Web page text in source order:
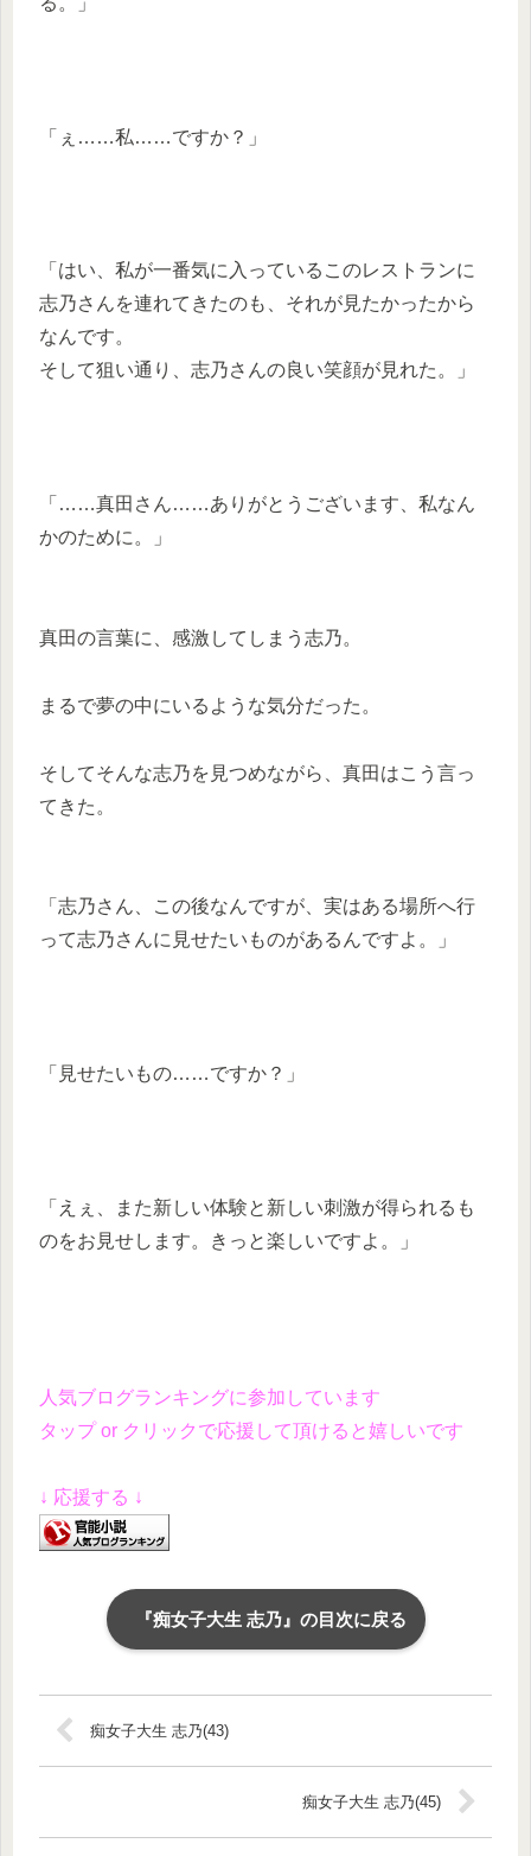
「ぇ……私……ですか？」
「はい、私が一番気に入っているこのレストランに
志乃さんを連れてきたのも、それが見たかったから
なんです。
そして狙い通り、志乃さんの良い笑顔が見れた。」
「……真田さん……ありがとうございます、私なん
かのために。」
真田の言葉に、感激してしまう志乃。
まるで夢の中にいるような気分だった。
そしてそんな志乃を見つめながら、真田はこう言っ
てきた。
「志乃さん、この後なんですが、実はある場所へ行
って志乃さんに見せたいものがあるんですよ。」
「見せたいもの……ですか？」
「えぇ、また新しい体験と新しい刺激が得られるも
のをお見せします。きっと楽しいですよ。」
人気ブログランキングに参加しています
タップ or クリックで応援して頂けると嬉しいです
↓ 応援する ↓
『痴女子大生 志乃』の目次に戻る
痴女子大生 志乃(43)
痴女子大生 志乃(45)